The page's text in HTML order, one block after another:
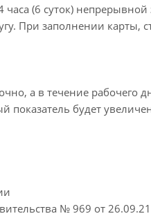
(6 суток)
При заполнении карты,
а в течение рабочего
показатель будет
№ 969 от